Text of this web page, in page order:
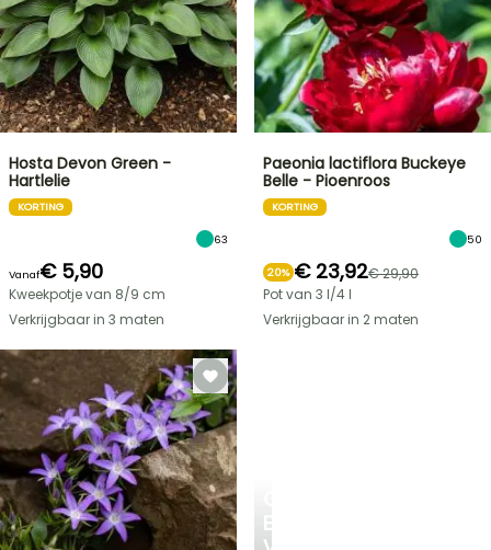
EEN
Hosta Devon Green -
Hartlelie
KORTING
63
Vanaf€ 5,90
Kweekpotje van 8/9 cm
Verkrijgbaar in 3 maten
Paeonia lactiflora Buckeye
Belle - Pioenroos
KORTING
50
20% € 23,92€ 29,90
Pot van 3 l/4 l
Verkrijgbaar in 2 maten